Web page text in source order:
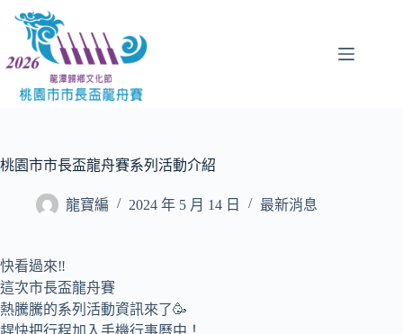
主
桃園市市長盃龍舟賽系列活動介紹
龍寶編 2024 年 5 月 14 日 最新消息
快看過來‼️
這次市長盃龍舟賽
熱騰騰的系列活動資訊來了🥳
趕快把行程加入手機行事曆中！